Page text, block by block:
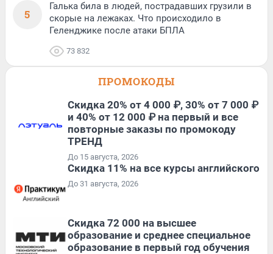
5
Галька била в людей, пострадавших грузили в
скорые на лежаках. Что происходило в
Геленджике после атаки БПЛА
73 832
ПРОМОКОДЫ
Скидка 20% от 4 000 ₽, 30% от 7 000 ₽
и 40% от 12 000 ₽ на первый и все
повторные заказы по промокоду
ТРЕНД
До 15 августа, 2026
Скидка 11% на все курсы английского
До 31 августа, 2026
Скидка 72 000 на высшее
образование и среднее специальное
образование в первый год обучения